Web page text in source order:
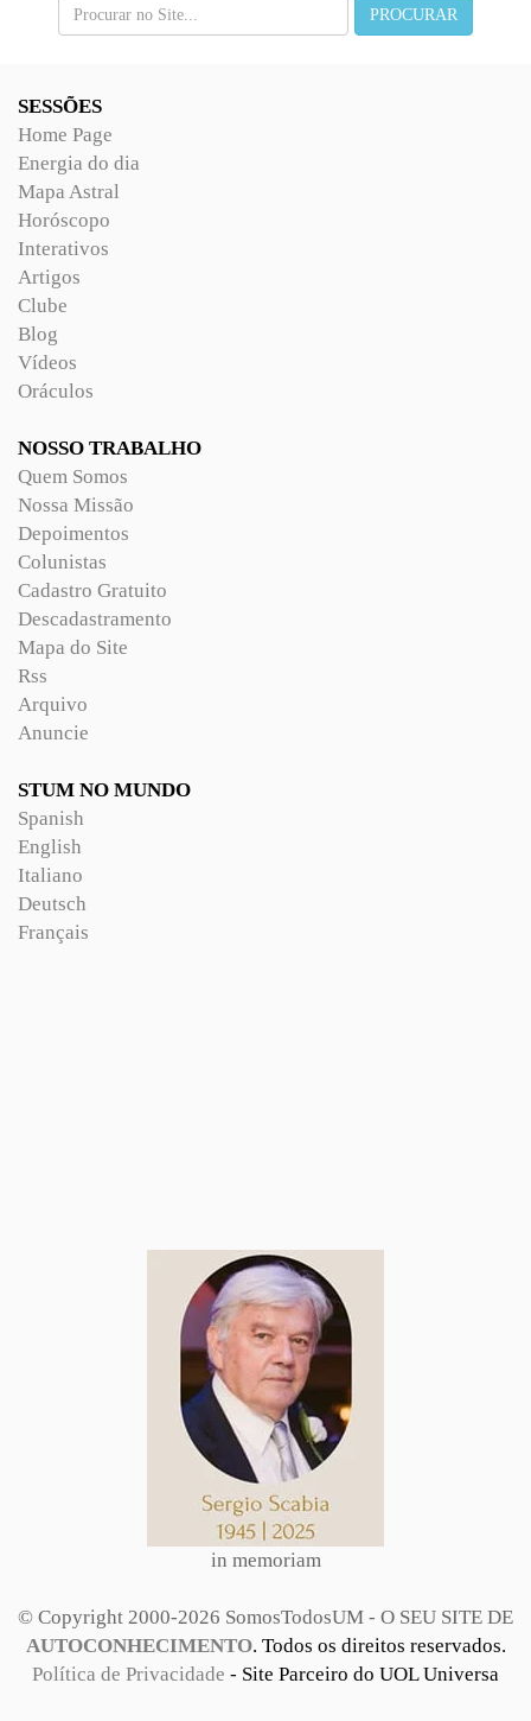
SESSÕES
Home Page
Energia do dia
Mapa Astral
Horóscopo
Interativos
Artigos
Clube
Blog
Vídeos
Oráculos
NOSSO TRABALHO
Quem Somos
Nossa Missão
Depoimentos
Colunistas
Cadastro Gratuito
Descadastramento
Mapa do Site
Rss
Arquivo
Anuncie
STUM NO MUNDO
Spanish
English
Italiano
Deutsch
Français
in memoriam
© Copyright 2000-2026 SomosTodosUM - O SEU SITE DE
AUTOCONHECIMENTO. Todos os direitos reservados.
Política de Privacidade - Site Parceiro do UOL Universa